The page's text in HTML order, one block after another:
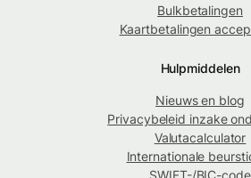
Bulkbetalingen
Kaartbetalingen
Hulpmiddelen
Nieuws en blog
Privacybeleid inzake
Valutacalculator
Internationale
SWIFT-/BIC-code